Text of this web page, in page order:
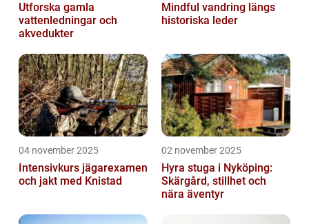
Utforska gamla
vattenledningar och
akvedukter
Mindful vandring längs
historiska leder
04 november 2025
Intensivkurs jägarexamen
och jakt med Knistad
02 november 2025
Hyra stuga i Nyköping:
Skärgård, stillhet och
nära äventyr